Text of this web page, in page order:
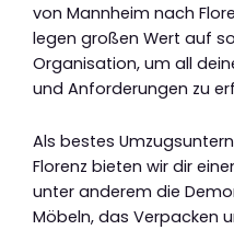
von Mannheim nach
legen großen Wert auf
Organisation, um all
und Anforderungen zu
Als bestes
Florenz bieten wir dir
unter anderem die
Möbeln, das Verpacken